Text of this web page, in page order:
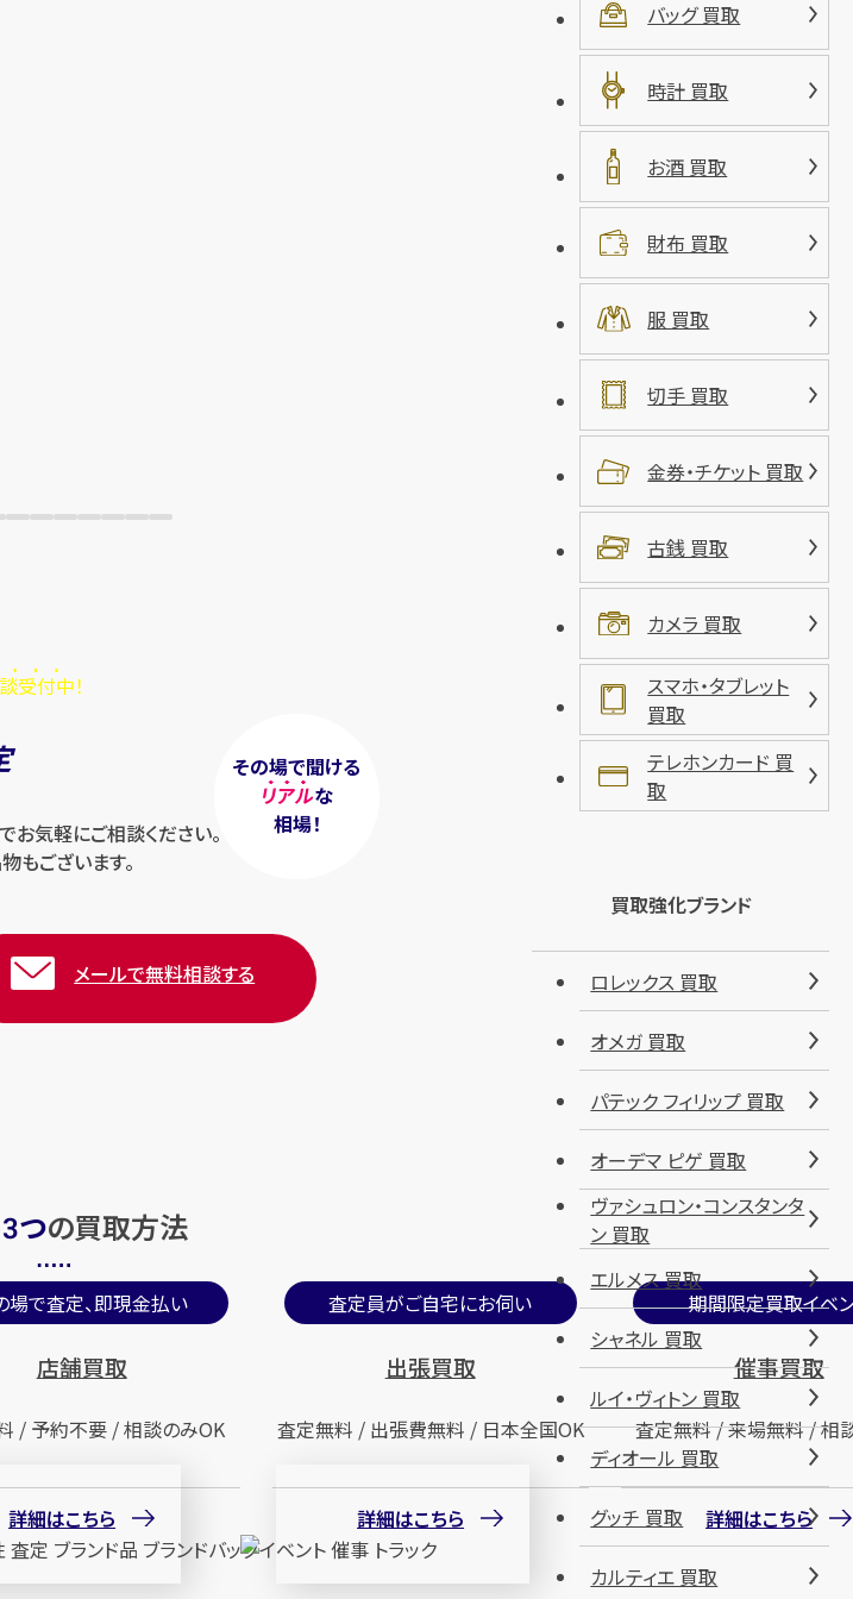
受付中！
その場で聞ける
リアルな
相場！
気軽にご相談ください。
もございます。
メールで無料相談する
3つの買取方法
場で査定、即現金払い
店舗買取
/ 予約不要 / 相談のみOK
詳細はこちら
査定員がご自宅にお伺い
出張買取
査定無料 / 出張費無料 / 日本全国OK
詳細はこちら
期間限定買取イベ
催事買取
査定無料 / 来場無料 / 相
詳細はこちら
バッグ 買取
時計 買取
お酒 買取
財布 買取
服 買取
切手 買取
金券・チケット 買取
古銭 買取
カメラ 買取
スマホ・タブレット
買取
テレホンカード 買
取
買取強化ブランド
ロレックス 買取
オメガ 買取
パテック フィリップ 買取
オーデマ ピゲ 買取
ヴァシュロン・コンスタンタ
ン 買取
エルメス 買取
シャネル 買取
ルイ・ヴィトン 買取
ディオール 買取
グッチ 買取
カルティエ 買取